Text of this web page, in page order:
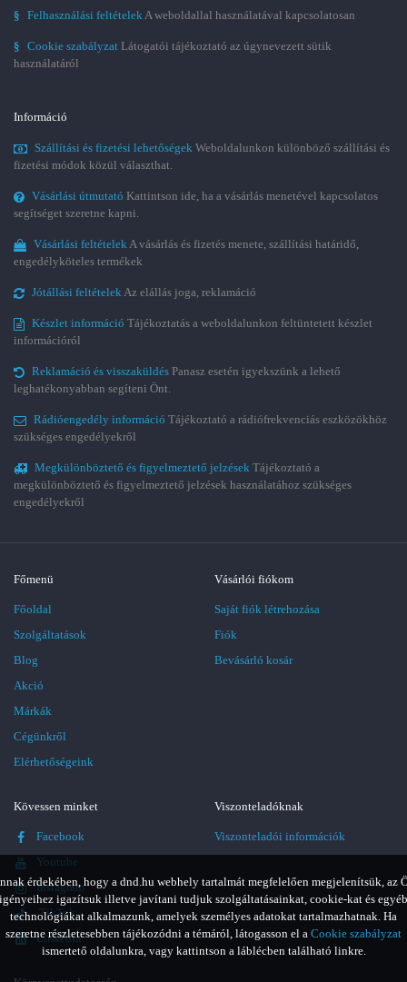
érdekében, hogy a dnd.hu webhely tartalmát megfelelően megjelenítsük, az
igényeihez igazítsuk illetve javítani tudjuk szolgáltatásainkat, cookie-kat és egyéb
technológiákat alkalmazunk, amelyek személyes adatokat tartalmazhatnak. Ha
szeretne részletesebben tájékozódni a témáról, látogasson el a Cookie szabályzat
ismertető oldalunkra, vagy kattintson a láblécben található linkre.
§ Felhasználási feltételekA weboldallal használatával kapcsolatosan
§ Cookie szabályzat Látogatói tájékoztató az úgynevezett sütik
használatáról
Információ
Szállítási és fizetési lehetőségek Weboldalunkon különböző szállítási és
fizetési módok közül választhat.
Vásárlási útmutató Kattintson ide, ha a vásárlás menetével kapcsolatos
segítséget szeretne kapni.
Vásárlási feltételekA vásárlás és fizetés menete, szállítási határidő,
engedélyköteles termékek
Jótállási feltételekAz elállás joga, reklamáció
Készlet információ Tájékoztatás a weboldalunkon feltüntetett készlet
információról
Reklamáció és visszaküldés Panasz esetén igyekszünk a lehető
leghatékonyabban segíteni Önt.
Rádióengedély információ Tájékoztató a rádiófrekvenciás eszközökhöz
szükséges engedélyekről
Megkülönböztető és figyelmeztető jelzések Tájékoztató a
megkülönböztető és figyelmeztető jelzések használatához szükséges
engedélyekről
Főmenü
Főoldal
Szolgáltatások
Blog
Akció
Márkák
Cégünkről
Elérhetőségeink
Vásárlói fiókom
Saját fiók létrehozása
Fiók
Bevásárló kosár
Kövessen minket
Facebook
Youtube
Instagram
TikTok
LinkedIn
Viszonteladóknak
Viszonteladói információk